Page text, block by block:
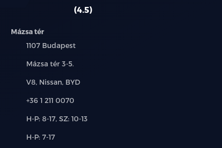
Intelligens sebességasszisztens (SLA, SLIF, ISA, SCF)
Ajtónyitásra figyelmeztető rendszer (DOW)
LED világítás (fényszórók, nappali menetfény, hátsó
lámpák)
Projektoros fényszórók
„Follow Me Home” funkció (késleltetett
4.5
Mázsa tér
Település:
1107 Budapest
Cím:
Mázsa tér 3-5.
Márkák:
V8, Nissan, BYD
Telefon:
+36 1 211 0070
Új-
használt
H-P: 8-17, SZ: 10-13
Alkatrész,
H-P: 7-17